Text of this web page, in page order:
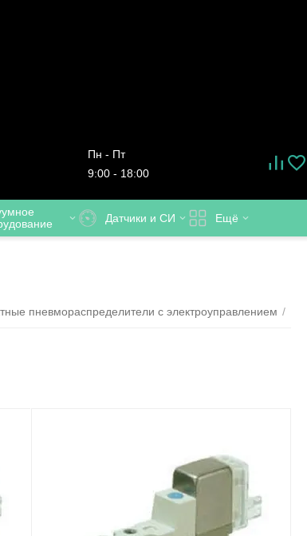
Пн - Пт
9:00 - 18:00
Датчики и СИ Ещё
пневмораспределители с электроуправлением /